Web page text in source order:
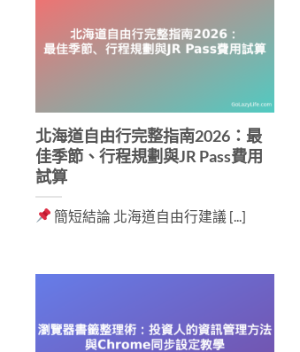
北海道自由行完整指南2026：最
佳季節、行程規劃與JR Pass費用
試算
簡短結論 北海道自由行建議 [...]